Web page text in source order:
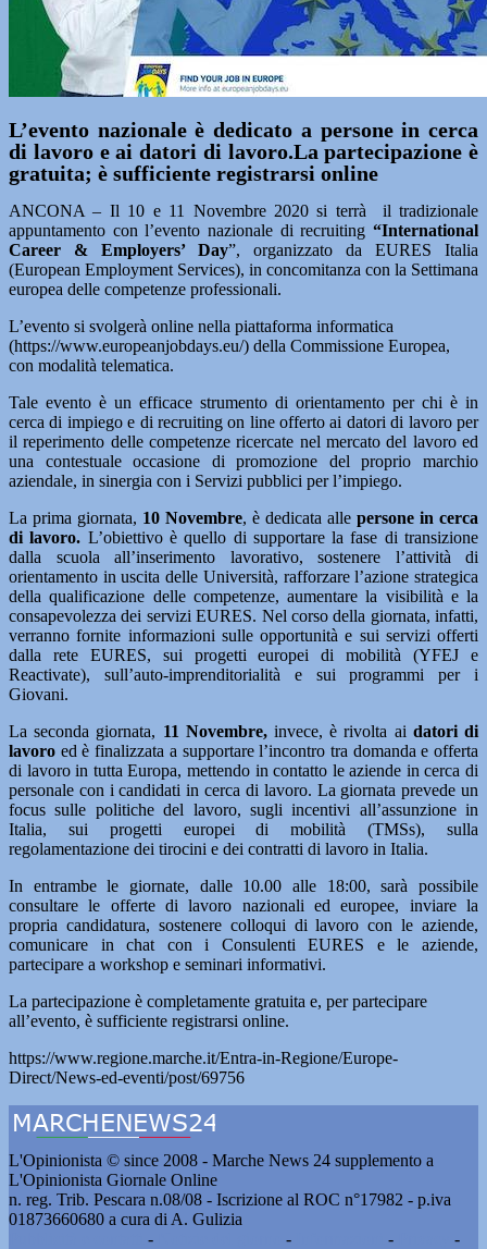
L’evento nazionale è dedicato a persone in cerca
di lavoro e ai datori di lavoro.La partecipazione è
gratuita; è sufficiente registrarsi online
ANCONA – Il 10 e 11 Novembre 2020 si terrà il tradizionale
appuntamento con l’evento nazionale di recruiting “International
Career & Employers’ Day”, organizzato da EURES Italia
(European Employment Services), in concomitanza con la Settimana
europea delle competenze professionali.
L’evento si svolgerà online nella piattaforma informatica
(https://www.europeanjobdays.eu/) della Commissione Europea,
con modalità telematica.
Tale evento è un efficace strumento di orientamento per chi è in
cerca di impiego e di recruiting on line offerto ai datori di lavoro per
il reperimento delle competenze ricercate nel mercato del lavoro ed
una contestuale occasione di promozione del proprio marchio
aziendale, in sinergia con i Servizi pubblici per l’impiego.
La prima giornata, 10 Novembre, è dedicata alle persone in cerca
di lavoro. L’obiettivo è quello di supportare la fase di transizione
dalla scuola all’inserimento lavorativo, sostenere l’attività di
orientamento in uscita delle Università, rafforzare l’azione strategica
della qualificazione delle competenze, aumentare la visibilità e la
consapevolezza dei servizi EURES. Nel corso della giornata, infatti,
verranno fornite informazioni sulle opportunità e sui servizi offerti
dalla rete EURES, sui progetti europei di mobilità (YFEJ e
Reactivate), sull’auto-imprenditorialità e sui programmi per i
Giovani.
La seconda giornata, 11 Novembre,invece, è rivolta ai datori di
lavoro ed è finalizzata a supportare l’incontro tra domanda e offerta
di lavoro in tutta Europa, mettendo in contatto le aziende in cerca di
personale con i candidati in cerca di lavoro. La giornata prevede un
focus sulle politiche del lavoro, sugli incentivi all’assunzione in
Italia, sui progetti europei di mobilità (TMSs), sulla
regolamentazione dei tirocini e dei contratti di lavoro in Italia.
In entrambe le giornate, dalle 10.00 alle 18:00, sarà possibile
consultare le offerte di lavoro nazionali ed europee, inviare la
propria candidatura, sostenere colloqui di lavoro con le aziende,
comunicare in chat con i Consulenti EURES e le aziende,
partecipare a workshop e seminari informativi.
La partecipazione è completamente gratuita e, per partecipare
all’evento, è sufficiente registrarsi online.
https://www.regione.marche.it/Entra-in-Regione/Europe-
Direct/News-ed-eventi/post/69756
L'Opinionista © since 2008 - Marche News 24 supplemento a
L'Opinionista Giornale Online
n. reg. Trib. Pescara n.08/08 - Iscrizione al ROC n°17982 - p.iva
01873660680 a cura di A. Gulizia
- - -
-